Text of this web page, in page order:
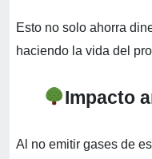
Esto no solo ahorra
haciendo la vida del
Impacto
Al no emitir gases de